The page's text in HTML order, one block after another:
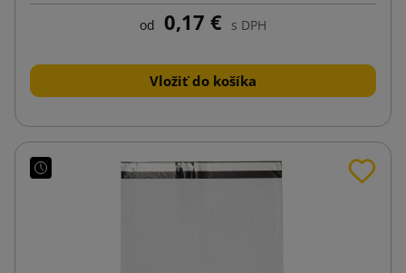
od 0,17 € s DPH
Vložiť do košíka